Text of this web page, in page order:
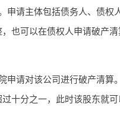
申请主体包括债务人、债权
也可以在债权人申请破产
请对该公司进行破产清算
十分之一，此时该股东就